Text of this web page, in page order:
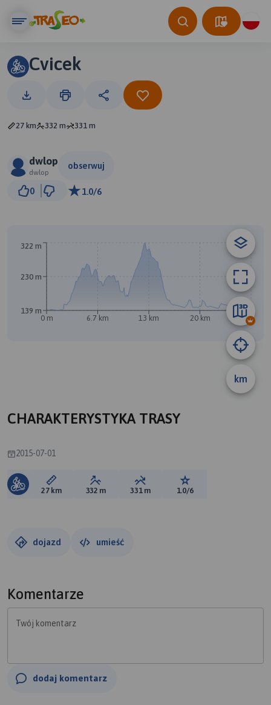
Cvicek
27 km 332 m 331 m
dwlop
dwlop
obserwuj
0 1.0/6
BA
km
0 m 6.7 km 13 km 20 km 27 km
139 m
230 m
322 m
CHARAKTERYSTYKA TRASY
2015-07-01
Długość trasy:
27 km Suma przewyższeń:
332 m Suma spadków:
331 m Ocena trasy:
1.0/6
dojazd umieść
Komentarze
Twój komentarz
dodaj komentarz